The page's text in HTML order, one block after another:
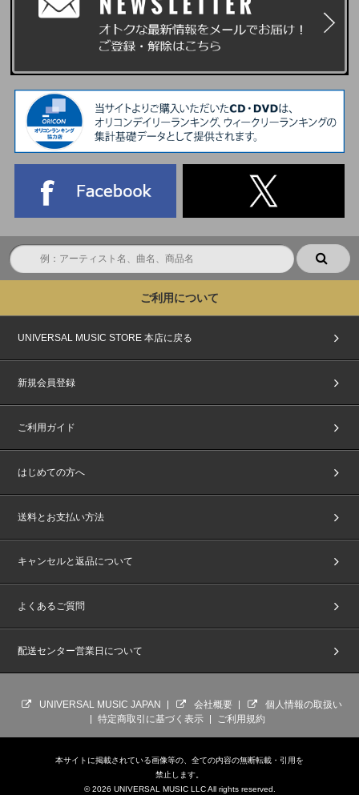
ご利用について
UNIVERSAL MUSIC STORE 本店に戻る
新規会員登録
ご利用ガイド
はじめての方へ
送料とお支払い方法
キャンセルと返品について
よくあるご質問
配送センター営業日について
UNIVERSAL MUSIC JAPAN 会社概要
個人情報の取扱い
特定商取引に基づく表示
ご利用規約
本サイトに掲載されている画像等の、全ての内容の無断転載・引用を
禁止します。
© 2026 UNIVERSAL MUSIC LLC All rights reserved.